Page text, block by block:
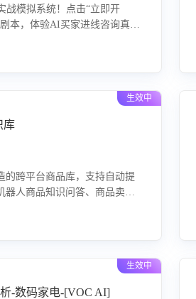
战模拟系统！点击“立即开
本，体验AI买家进线咨询真实
生效中
库
的跨平台商品库，支持自动提
器人商品知识问答、商品卖点
生效中
-数码家电-[VOC AI]